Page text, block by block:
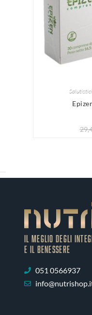
Salutistici
IL MEGLIO DEGLI
E IL BENESSERE
051 0566937